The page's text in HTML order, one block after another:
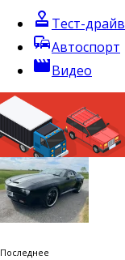
approval Тест-драйв
commuteАвтоспорт
movieВидео
Последнее